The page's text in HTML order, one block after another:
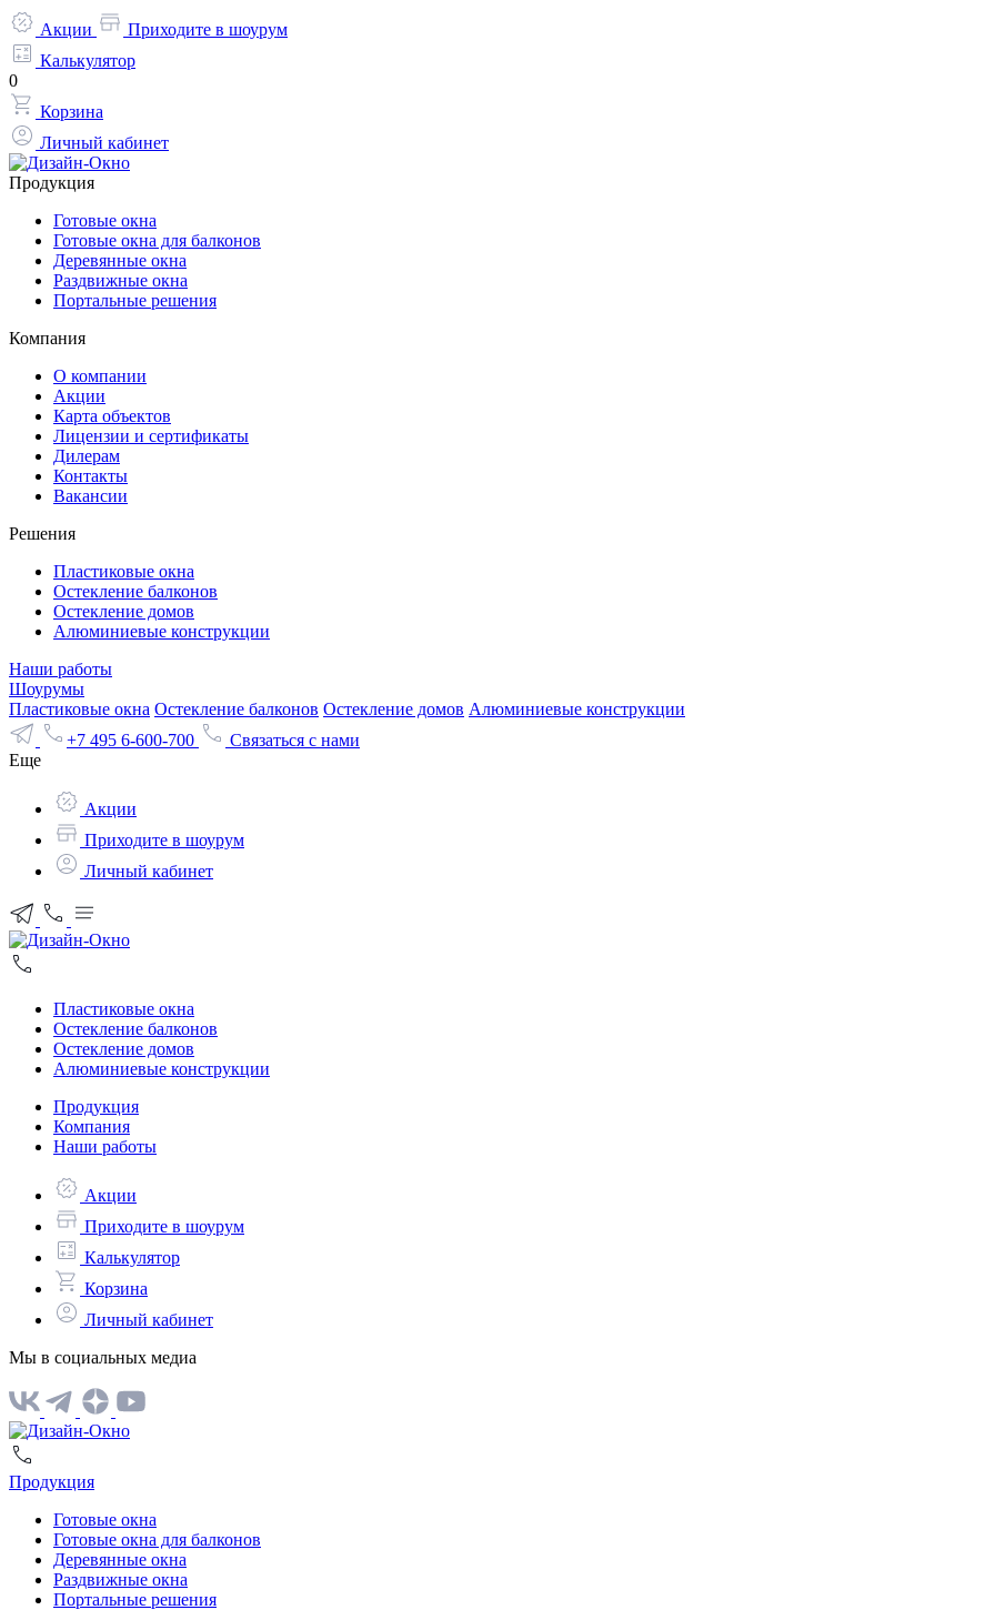
Акции
Приходите в шоурум
Калькулятор
0
Корзина
Личный кабинет
Продукция
Готовые окна
Готовые окна для балконов
Деревянные окна
Раздвижные окна
Портальные решения
Компания
О компании
Акции
Карта объектов
Лицензии и сертификаты
Дилерам
Контакты
Вакансии
Решения
Пластиковые окна
Остекление балконов
Остекление домов
Алюминиевые конструкции
Наши работы
Шоурумы
Пластиковые окна Остекление балконов Остекление домов Алюминиевые конструкции
+7 495 6-600-700
Связаться с нами
Еще
Акции
Приходите в шоурум
Личный кабинет
Пластиковые окна
Остекление балконов
Остекление домов
Алюминиевые конструкции
Продукция
Компания
Наши работы
Акции
Приходите в шоурум
Калькулятор
Корзина
Личный кабинет
Мы в социальных медиа
Продукция
Готовые окна
Готовые окна для балконов
Деревянные окна
Раздвижные окна
Портальные решения